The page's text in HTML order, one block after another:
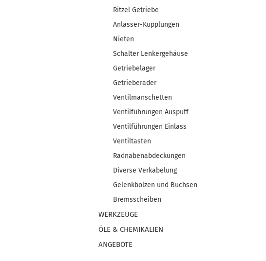
Ritzel Getriebe
Anlasser-Kupplungen
Nieten
Schalter Lenkergehäuse
Getriebelager
Getrieberäder
Ventilmanschetten
Ventilführungen Auspuff
Ventilführungen Einlass
Ventiltasten
Radnabenabdeckungen
Diverse Verkabelung
Gelenkbolzen und Buchsen
Bremsscheiben
WERKZEUGE
ÖLE & CHEMIKALIEN
ANGEBOTE